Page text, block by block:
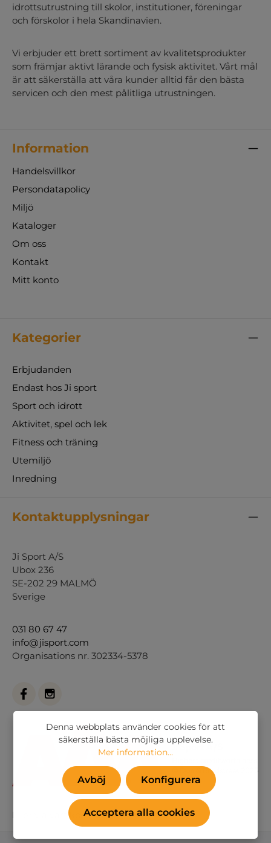
idrottsutrustning till skolor, institutioner, föreningar
och förskolor i hela Skandinavien.
Vi erbjuder ett brett sortiment av kvalitetsprodukter
som främjar aktivt lärande och fysisk aktivitet. Vårt mål
är att säkerställa att våra kunder alltid får den bästa
servicen och den mest pålitliga utrustningen.
Information
Handelsvillkor
Persondatapolicy
Miljö
Kataloger
Om oss
Kontakt
Mitt konto
Kategorier
Erbjudanden
Endast hos Ji sport
Sport och idrott
Aktivitet, spel och lek
Fitness och träning
Utemiljö
Inredning
Kontaktupplysningar
Ji Sport A/S
Ubox 236
SE-202 29 MALMÖ
Sverige
031 80 67 47
info@jisport.com
Organisations nr. 302334-5378
Eller via vårt kontaktformulär.
Denna webbplats använder cookies för att
säkerställa bästa möjliga upplevelse.
Mer information...
Avböj Konfigurera
Acceptera alla cookies